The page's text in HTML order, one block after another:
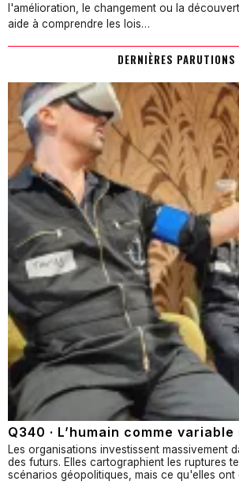
l'amélioration, le changement ou la
aide à comprendre les lois…
DERNIÈRES PARUTIONS
Q340 · L’humain comme
Les organisations investissent massivement
des futurs. Elles cartographient les ruptures
scénarios géopolitiques, mais ce qu'elles